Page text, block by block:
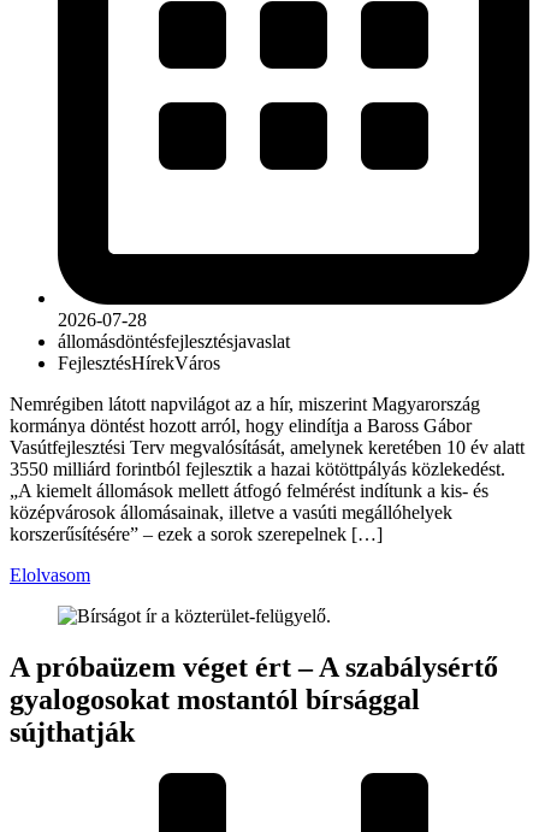
2026-07-28
állomásdöntésfejlesztésjavaslat
FejlesztésHírekVáros
Nemrégiben látott napvilágot az a hír, miszerint Magyarország
kormánya döntést hozott arról, hogy elindítja a Baross Gábor
Vasútfejlesztési Terv megvalósítását, amelynek keretében 10 év alatt
3550 milliárd forintból fejlesztik a hazai kötöttpályás közlekedést.
„A kiemelt állomások mellett átfogó felmérést indítunk a kis- és
középvárosok állomásainak, illetve a vasúti megállóhelyek
korszerűsítésére” – ezek a sorok szerepelnek […]
Elolvasom
A próbaüzem véget ért – A szabálysértő
gyalogosokat mostantól bírsággal
sújthatják